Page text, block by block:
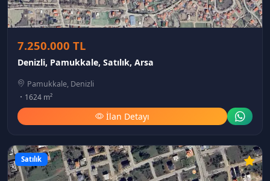
7.250.000 TL
Denizli, Pamukkale, Satılık, Arsa
Pamukkale, Denizli
1624 m²
İlan Detayı
Satılık